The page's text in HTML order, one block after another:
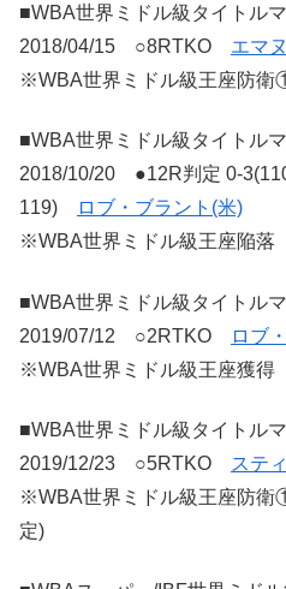
■WBA世界ミドル級タイトル
2018/04/15 ○8RTKO エマ
※WBA世界ミドル級王座防
■WBA世界ミドル級タイトル
2018/10/20 ●12R判定 0-
119)
ロブ・ブラント(米)
※WBA世界ミドル級王座陥落
■WBA世界ミドル級タイトル
2019/07/12 ○2RTKO
ロブ
※WBA世界ミドル級王座獲得
■WBA世界ミドル級タイトル
2019/12/23 ○5RTKO
ステ
※WBA世界ミドル級王座防衛
定)